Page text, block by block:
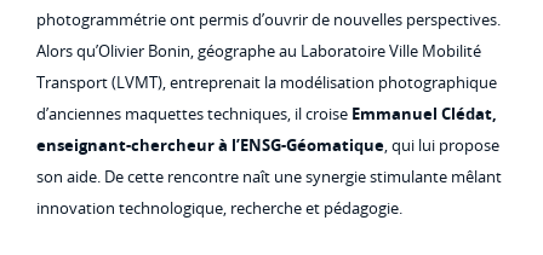
photogrammétrie ont permis d’ouvrir de nouvelles perspectives.
Alors qu’Olivier Bonin, géographe au Laboratoire Ville Mobilité
Transport (LVMT), entreprenait la modélisation photographique
d’anciennes maquettes techniques, il croise Emmanuel Clédat,
enseignant-chercheur à l’ENSG-Géomatique, qui lui propose
son aide. De cette rencontre naît une synergie stimulante mêlant
innovation technologique, recherche et pédagogie.